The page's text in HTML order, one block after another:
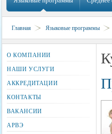
Главная Языковые программы
О КОМПАНИИ
НАШИ УСЛУГИ
АККРЕДИТАЦИИ
КОНТАКТЫ
ВАКАНСИИ
АРВЭ